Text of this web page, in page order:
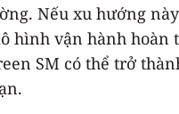
Nếu xu hướng
hình vận hành hoàn
SM có thể trở